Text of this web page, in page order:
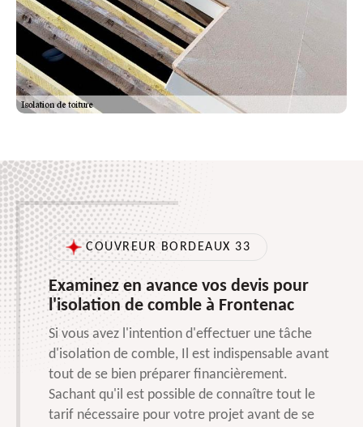
COUVREUR BORDEAUX 33
Examinez en avance vos devis pour
l'isolation de comble à Frontenac
Si vous avez l'intention d'effectuer une tâche
d'isolation de comble, Il est indispensable avant
tout de se bien préparer financièrement.
Sachant qu'il est possible de connaître tout le
tarif nécessaire pour votre projet avant de se